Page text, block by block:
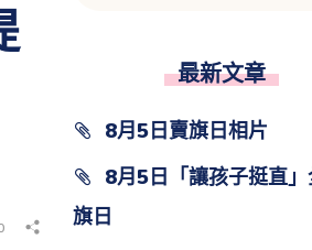
最新文章
8月5日賣旗日相片
8月5日「讓孩子挺直
旗日